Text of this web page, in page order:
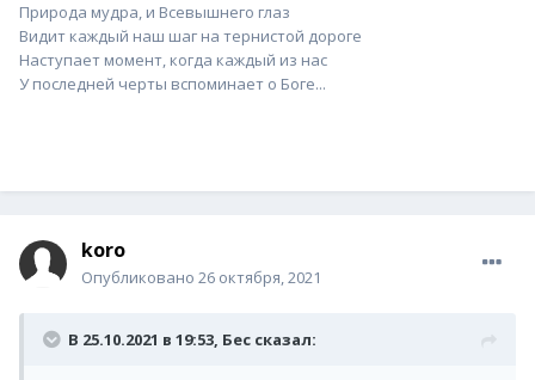
Природа мудра, и Всевышнего глаз
Видит каждый наш шаг на тернистой дороге
Наступает момент, когда каждый из нас
У последней черты вспоминает о Боге...
koro
Опубликовано 26 октября, 2021
В 25.10.2021 в 19:53, Бес сказал: